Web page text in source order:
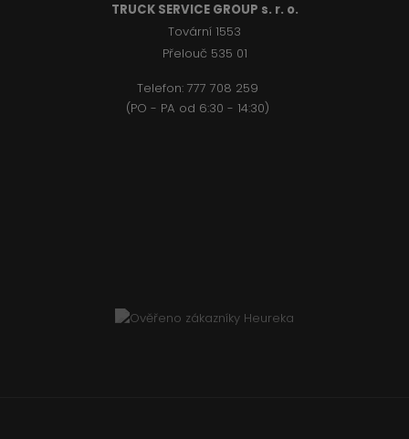
TRUCK SERVICE GROUP s. r. o.
Tovární 1553
Přelouč 535 01
Telefon: 777 708 259
(PO - PA od 6:30 - 14:30)